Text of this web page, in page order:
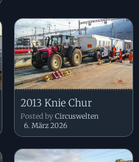
2013 Knie Chur
Posted by Circuswelten
6. März 2026